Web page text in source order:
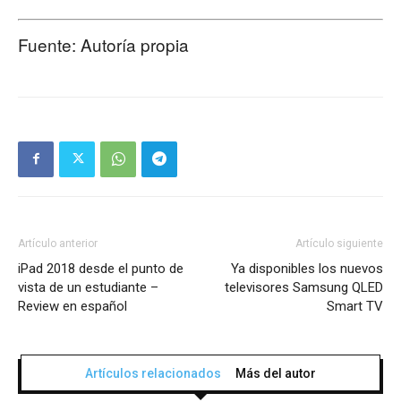
Fuente: Autoría propia
Artículo anterior
iPad 2018 desde el punto de
vista de un estudiante –
Review en español
Artículo siguiente
Ya disponibles los nuevos
televisores Samsung QLED
Smart TV
Artículos relacionados Más del autor